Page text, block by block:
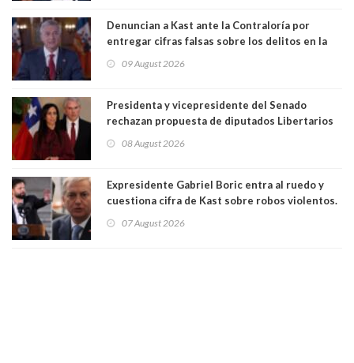
Denuncian a Kast ante la Contraloría por
entregar cifras falsas sobre los delitos en la
09 August 2026
Presidenta y vicepresidente del Senado
rechazan propuesta de diputados Libertarios
"Constituye un camino equivocado"
08 August 2026
Expresidente Gabriel Boric entra al ruedo y
cuestiona cifra de Kast sobre robos violentos.
07 August 2026